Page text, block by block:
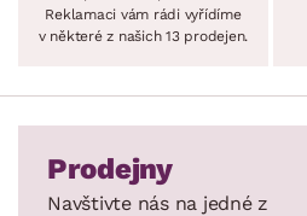
Reklamaci vám rádi vyřídíme
v některé z našich 13 prodejen.
Prodejny
Navštivte nás na jedné z